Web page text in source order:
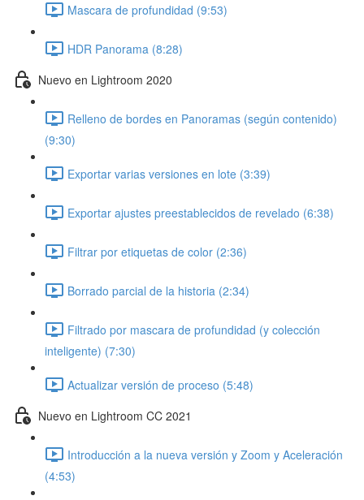
Mascara de profundidad (9:53)
HDR Panorama (8:28)
Nuevo en Lightroom 2020
Relleno de bordes en Panoramas (según contenido)
(9:30)
Exportar varias versiones en lote (3:39)
Exportar ajustes preestablecidos de revelado (6:38)
Filtrar por etiquetas de color (2:36)
Borrado parcial de la historia (2:34)
Filtrado por mascara de profundidad (y colección
inteligente) (7:30)
Actualizar versión de proceso (5:48)
Nuevo en Lightroom CC 2021
Introducción a la nueva versión y Zoom y Aceleración
(4:53)